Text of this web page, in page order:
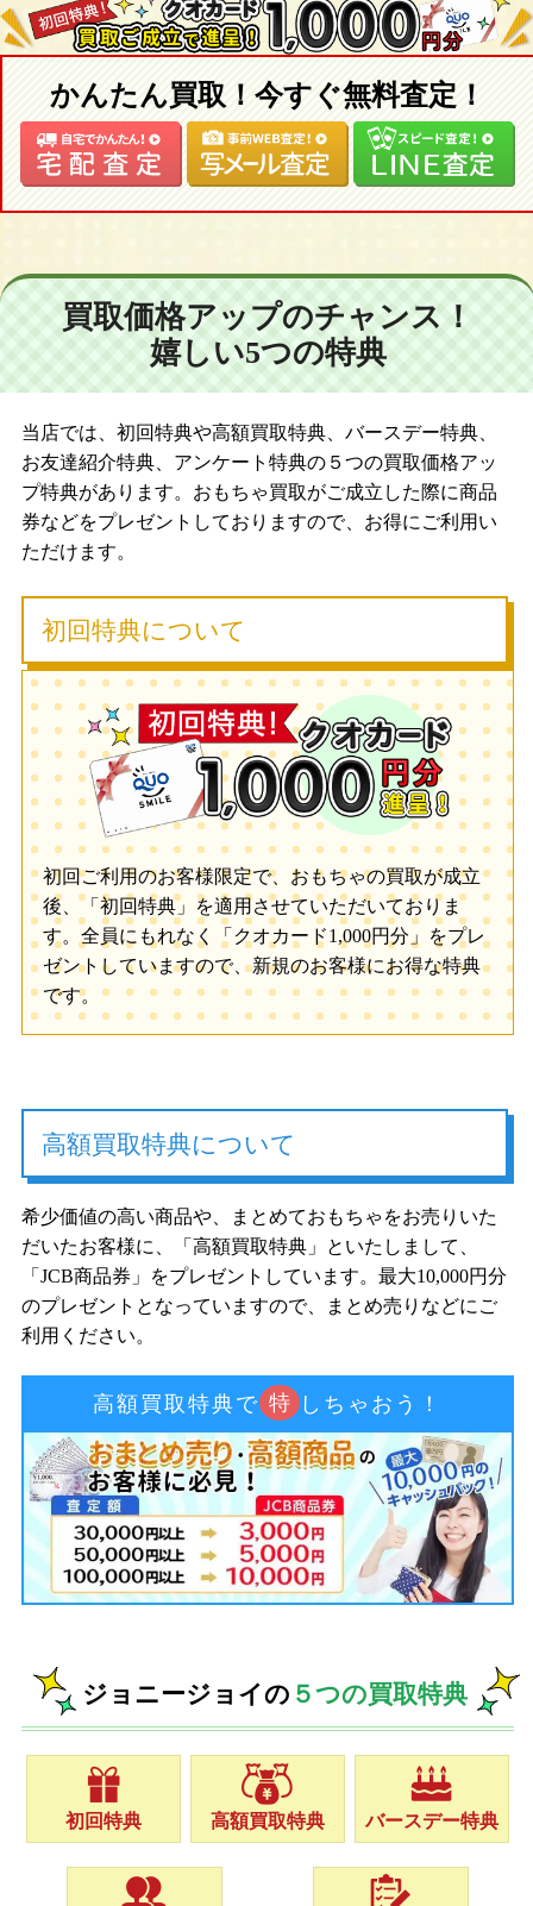
かんたん買取！今すぐ無料査定！
買取価格アップのチャンス！
嬉しい5つの特典
当店では、初回特典や高額買取特典、バースデー特典、
お友達紹介特典、アンケート特典の５つの買取価格アッ
プ特典があります。おもちゃ買取がご成立した際に商品
券などをプレゼントしておりますので、お得にご利用い
ただけます。
初回特典について
初回ご利用のお客様限定で、おもちゃの買取が成立
後、「初回特典」を適用させていただいておりま
す。全員にもれなく「クオカード1,000円分」をプレ
ゼントしていますので、新規のお客様にお得な特典
です。
高額買取特典について
希少価値の高い商品や、まとめておもちゃをお売りいた
だいたお客様に、「高額買取特典」といたしまして、
「JCB商品券」をプレゼントしています。最大10,000円分
のプレゼントとなっていますので、まとめ売りなどにご
利用ください。
高額買取特典で 特 しちゃおう！
ジョニージョイの ５つの買取特典
初回特典 高額買取特典 バースデー特典